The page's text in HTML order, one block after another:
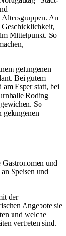
An
Geschicklichkeit,
Mittelpunkt. So
gelungenen
Bei gutem
Esper statt, bei
Roding
So
gelungenen
Gastronomen und
Speisen und
der
Angebote sie
und welche
vertreten sind.